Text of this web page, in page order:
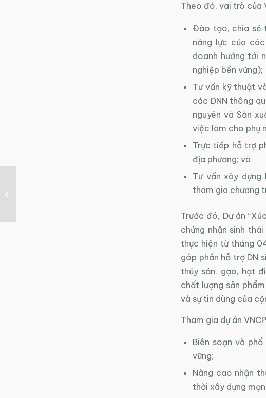
Theo đó, vai trò của
Đào tạo, chia sẻ
năng lực của
doanh hướng tới
nghiệp bền vững);
Tư vấn kỹ thuật
các DNN thông
nguyên và Sản
việc làm cho phụ
Trực tiếp hỗ trợ
địa phương; và
Tư vấn xây
tham gia chương
Trước đó, Dự án
chứng nhận sinh
thực hiện từ tháng
góp phần hỗ trợ DN
thủy sản, gạo, hạt
chất lượng sản
và sự tin dùng của
Tham gia dự án
Biên soạn và
vững;
Nâng cao nhận
thời xây dựng